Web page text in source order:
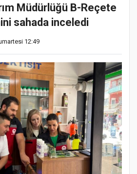
Müdürlüğü B-Reçete
sahada inceledi
12:49